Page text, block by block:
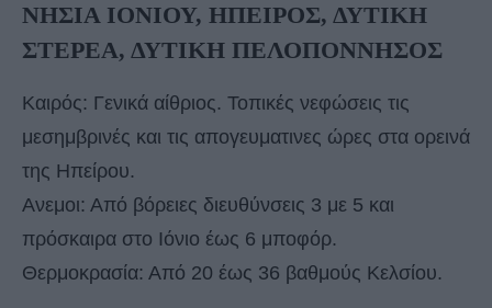
ΝΗΣΙΑ ΙΟΝΙΟΥ, ΗΠΕΙΡΟΣ, ΔΥΤΙΚΗ
ΣΤΕΡΕΑ, ΔΥΤΙΚΗ ΠΕΛΟΠΟΝΝΗΣΟΣ
Καιρός: Γενικά αίθριος. Τοπικές νεφώσεις τις
μεσημβρινές και τις απογευματινες ώρες στα ορεινά
της Ηπείρου.
Ανεμοι: Από βόρειες διευθύνσεις 3 με 5 και
πρόσκαιρα στο Ιόνιο έως 6 μποφόρ.
Θερμοκρασία: Από 20 έως 36 βαθμούς Κελσίου.